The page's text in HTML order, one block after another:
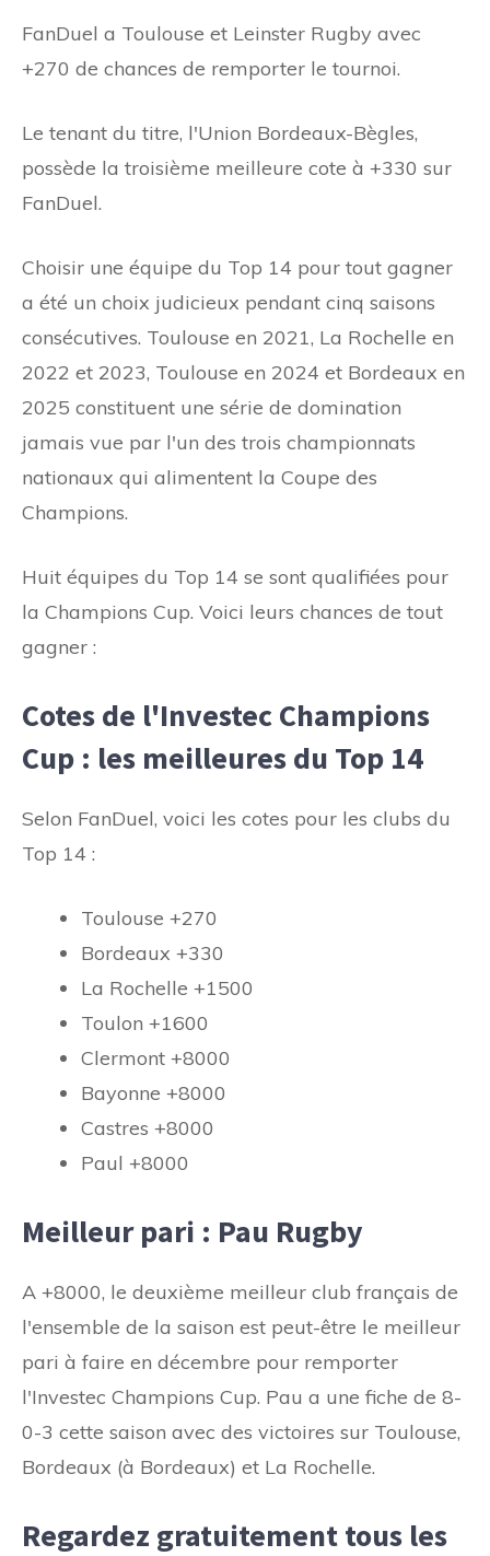
FanDuel a Toulouse et Leinster Rugby avec
+270 de chances de remporter le tournoi.
Le tenant du titre, l'Union Bordeaux-Bègles,
possède la troisième meilleure cote à +330 sur
FanDuel.
Choisir une équipe du Top 14 pour tout gagner
a été un choix judicieux pendant cinq saisons
consécutives. Toulouse en 2021, La Rochelle en
2022 et 2023, Toulouse en 2024 et Bordeaux en
2025 constituent une série de domination
jamais vue par l'un des trois championnats
nationaux qui alimentent la Coupe des
Champions.
Huit équipes du Top 14 se sont qualifiées pour
la Champions Cup. Voici leurs chances de tout
gagner :
Cotes de l'Investec Champions
Cup : les meilleures du Top 14
Selon FanDuel, voici les cotes pour les clubs du
Top 14 :
Toulouse +270
Bordeaux +330
La Rochelle +1500
Toulon +1600
Clermont +8000
Bayonne +8000
Castres +8000
Paul +8000
Meilleur pari : Pau Rugby
A +8000, le deuxième meilleur club français de
l'ensemble de la saison est peut-être le meilleur
pari à faire en décembre pour remporter
l'Investec Champions Cup. Pau a une fiche de 8-
0-3 cette saison avec des victoires sur Toulouse,
Bordeaux (à Bordeaux) et La Rochelle.
Regardez gratuitement tous les